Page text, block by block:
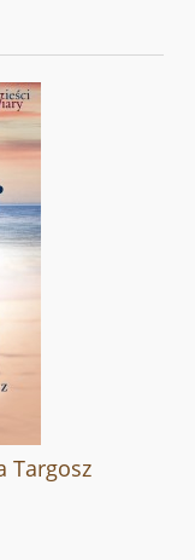
Targosz